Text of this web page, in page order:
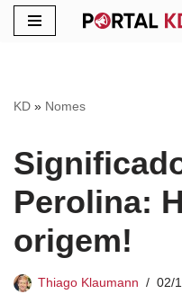
conteúdo
KD » Nomes
Perolina:
origem!
Thiago Klaumann 02/